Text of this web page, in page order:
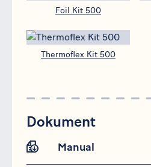
Foil Kit 500
Thermoflex Kit 500
Dokument
Manual